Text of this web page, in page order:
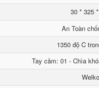
30 * 325
An Toàn
1350 độ C
Tay cầm: 01 - Chìa
Welko